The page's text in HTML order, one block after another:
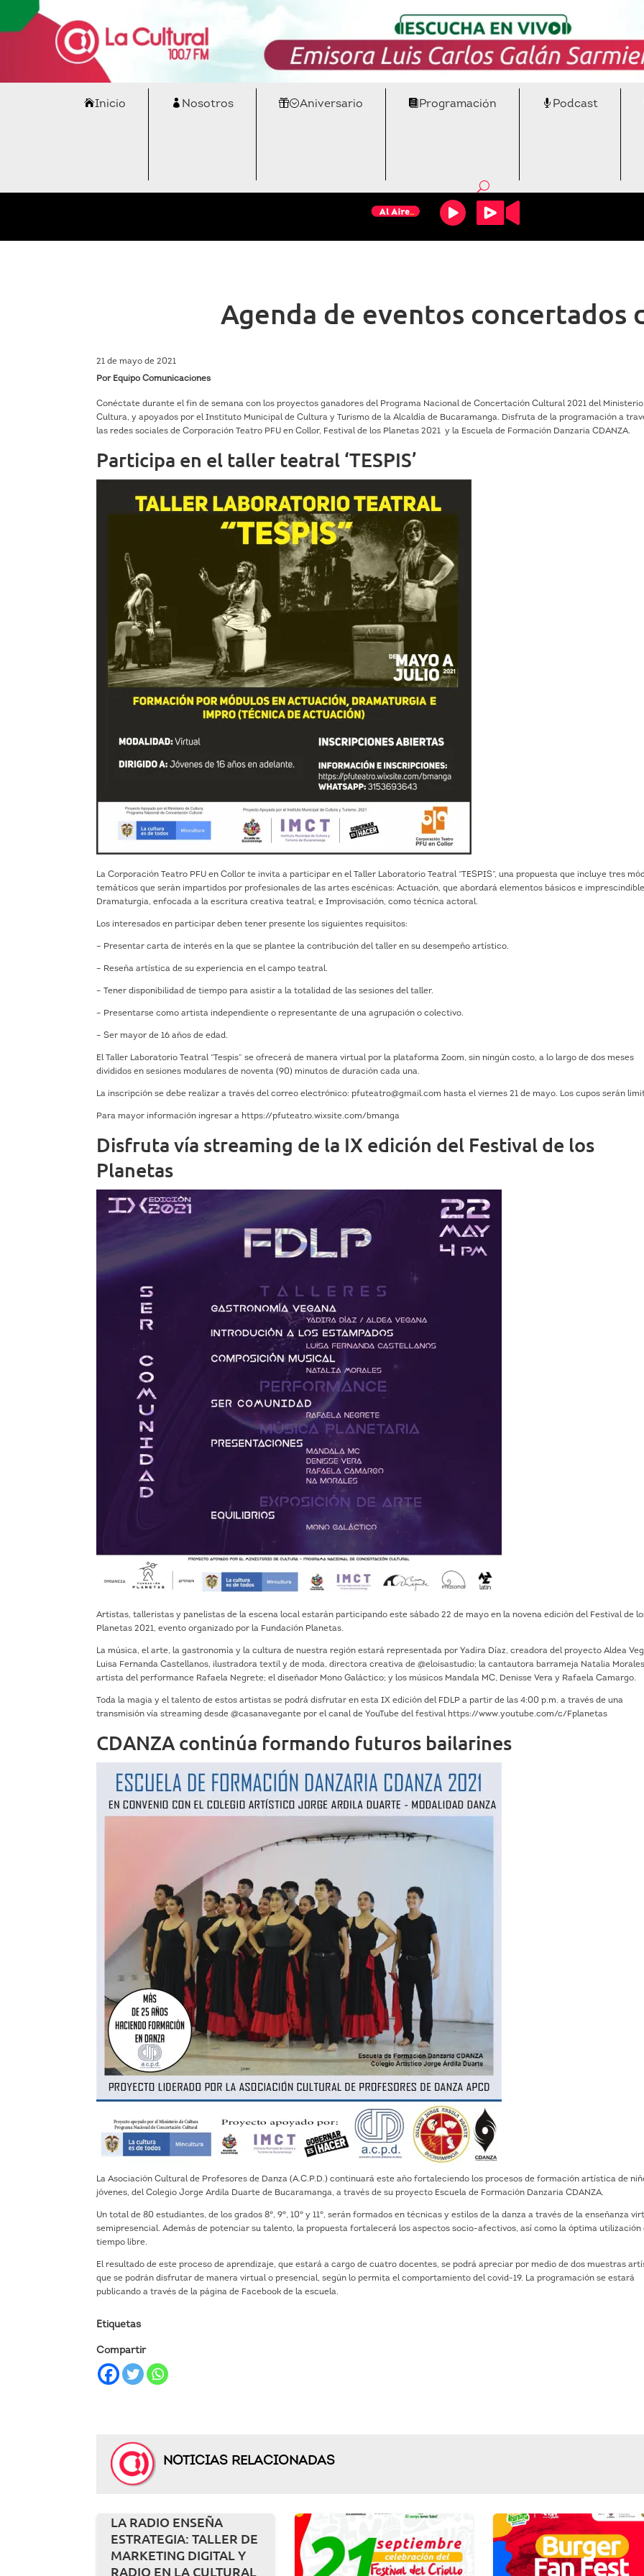
Inicio Nosotros Aniversario Programación Podcast
Agenda de eventos concertados
21 de mayo de 2021
Por Equipo Comunicaciones
Conéctate durante el fin de semana con los proyectos ganadores del Programa Nacional de Concertación Cultural 2021 del Ministerio
Cultura, y apoyados por el Instituto Municipal de Cultura y Turismo de la Alcaldía de Bucaramanga. Disfruta de la programación a
las redes sociales de Corporación Teatro PFU en Collor, Festival de los Planetas 2021 y la Escuela de Formación Danzaria CDANZA.
Participa en el taller teatral ‘TESPIS’
La Corporación Teatro PFU en Collor te invita a participar en el Taller Laboratorio Teatral “TESPIS”, una propuesta que incluye tres
temáticos que serán impartidos por profesionales de las artes escénicas: Actuación, que abordará elementos básicos e
Dramaturgia, enfocada a la escritura creativa teatral; e Improvisación, como técnica actoral.
Los interesados en participar deben tener presente los siguientes requisitos:
– Presentar carta de interés en la que se plantee la contribución del taller en su desempeño artístico.
– Reseña artística de su experiencia en el campo teatral.
– Tener disponibilidad de tiempo para asistir a la totalidad de las sesiones del taller.
– Presentarse como artista independiente o representante de una agrupación o colectivo.
– Ser mayor de 16 años de edad.
El Taller Laboratorio Teatral “Tespis” se ofrecerá de manera virtual por la plataforma Zoom, sin ningún costo, a lo largo de dos meses
divididos en sesiones modulares de noventa (90) minutos de duración cada una.
La inscripción se debe realizar a través del correo electrónico: pfuteatro@gmail.com hasta el viernes 21 de mayo. Los cupos serán
Para mayor información ingresar a https://pfuteatro.wixsite.com/bmanga
Disfruta vía streaming de la IX edición del Festival de los
Planetas
Artistas, talleristas y panelistas de la escena local estarán participando este sábado 22 de mayo en la novena edición del Festival de
Planetas 2021, evento organizado por la Fundación Planetas.
La música, el arte, la gastronomía y la cultura de nuestra región estará representada por Yadira Díaz, creadora del proyecto Aldea
Luisa Fernanda Castellanos, ilustradora textil y de moda, directora creativa de @eloisastudio; la cantautora barrameja Natalia
artista del performance Rafaela Negrete; el diseñador Mono Galáctico; y los músicos Mandala MC, Denisse Vera y Rafaela Camargo.
Toda la magia y el talento de estos artistas se podrá disfrutar en esta IX edición del FDLP a partir de las 4:00 p.m. a través de una
transmisión vía streaming desde @casanavegante por el canal de YouTube del festival https://www.youtube.com/c/Fplanetas
CDANZA continúa formando futuros bailarines
La Asociación Cultural de Profesores de Danza (A.C.P.D.) continuará este año fortaleciendo los procesos de formación artística de
jóvenes, del Colegio Jorge Ardila Duarte de Bucaramanga, a través de su proyecto Escuela de Formación Danzaria CDANZA.
Un total de 80 estudiantes, de los grados 8°, 9°, 10° y 11°, serán formados en técnicas y estilos de la danza a través de la enseñanza
semipresencial. Además de potenciar su talento, la propuesta fortalecerá los aspectos socio-afectivos, así como la óptima utilización
tiempo libre.
El resultado de este proceso de aprendizaje, que estará a cargo de cuatro docentes, se podrá apreciar por medio de dos muestras
que se podrán disfrutar de manera virtual o presencial, según lo permita el comportamiento del covid-19. La programación se estará
publicando a través de la página de Facebook de la escuela.
Etiquetas
Compartir
NOTICIAS RELACIONADAS
LA RADIO ENSEÑA
ESTRATEGIA: TALLER DE
MARKETING DIGITAL Y
RADIO EN LA CULTURAL